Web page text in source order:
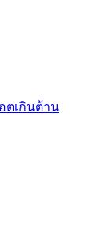
ตเกินต้าน